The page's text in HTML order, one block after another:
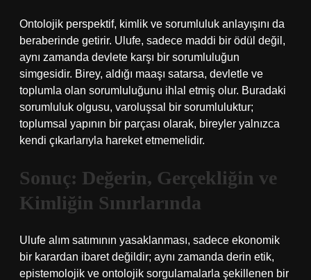
Ontolojik perspektif, kimlik ve sorumluluk anlayışını da
beraberinde getirir. Ulufe, sadece maddi bir ödül değil,
aynı zamanda devlete karşı bir sorumluluğun
simgesidir. Birey, aldığı maaşı satarsa, devletle ve
toplumla olan sorumluluğunu ihlal etmiş olur. Buradaki
sorumluluk olgusu, varoluşsal bir sorumluluktur;
toplumsal yapının bir parçası olarak, bireyler yalnızca
kendi çıkarlarıyla hareket etmemelidir.
Sonuç: Değerin, Gerçekliğin ve
Kimliğin Sınırlarında
Ulufe alım satımının yasaklanması, sadece ekonomik
bir karardan ibaret değildir; aynı zamanda derin etik,
epistemolojik ve ontolojik sorgulamalarla şekillenen bir